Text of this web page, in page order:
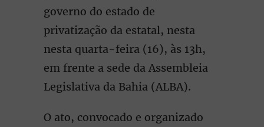
governo do estado de
privatização da estatal, nesta
nesta quarta-feira (16), às 13h,
em frente a sede da Assembleia
Legislativa da Bahia (ALBA).
O ato, convocado e organizado